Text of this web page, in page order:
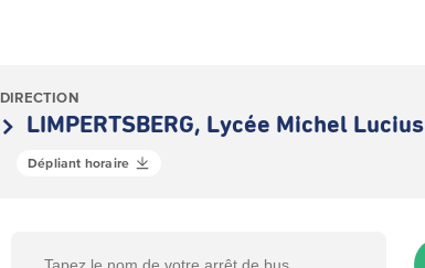
DIRECTION
LIMPERTSBERG, Lycée Michel Lucius
Dépliant horaire